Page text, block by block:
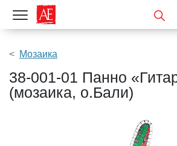
Показать меню
Мозаика
38-001-01 Панно
(мозаика, о.Бали)